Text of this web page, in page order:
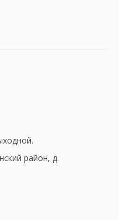
район, д.